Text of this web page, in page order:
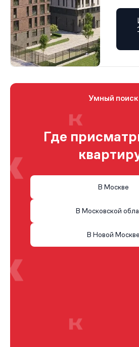
Умный поиск
Где
В Москве
В Московской
В Новой Москве